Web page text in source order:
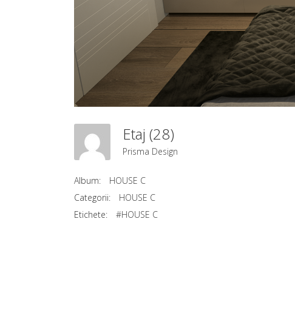
Etaj (28)
Prisma Design
Album:
HOUSE C
Categorii:
HOUSE C
Etichete:
#HOUSE C